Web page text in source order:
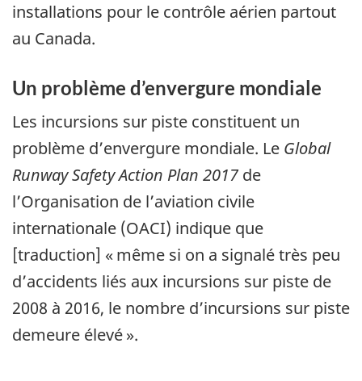
installations pour le contrôle aérien partout
au Canada.
Un problème d’envergure mondiale
Les incursions sur piste constituent un
problème d’envergure mondiale. Le Global
Runway Safety Action Plan 2017de
l’Organisation de l’aviation civile
internationale (OACI) indique que
[traduction] « même si on a signalé très peu
d’accidents liés aux incursions sur piste de
2008 à 2016, le nombre d’incursions sur piste
demeure élevé ».